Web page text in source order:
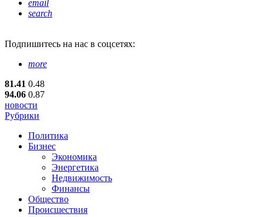
email
search
Подпишитесь на нас в соцсетях:
more
81.41 0.48
94.06 0.87
новости
Рубрики
Политика
Бизнес
Экономика
Энергетика
Недвижимость
Финансы
Общество
Происшествия